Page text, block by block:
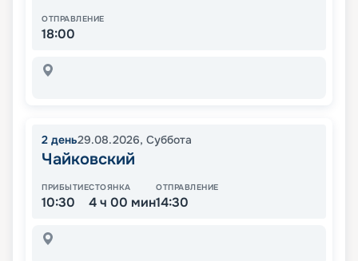
ОТПРАВЛЕНИЕ
18:00
2 день29.08.2026, Суббота
Чайковский
ПРИБЫТИЕ
10:30
СТОЯНКА
4 ч 00 мин
ОТПРАВЛЕНИЕ
14:30